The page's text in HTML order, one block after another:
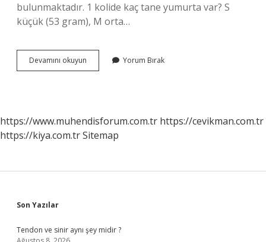
bulunmaktadır. 1 kolide kaç tane yumurta var? S
küçük (53 gram), M orta…
Devamını okuyun
Koli
Yorum Bırak
https://www.muhendisforum.com.tr https://cevikman.com.tr
https://kiya.com.trSitemap
Sidebar
Son Yazılar
Tendon ve sinir aynı şey midir ?